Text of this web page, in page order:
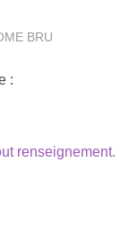
BRU
:
renseignement.